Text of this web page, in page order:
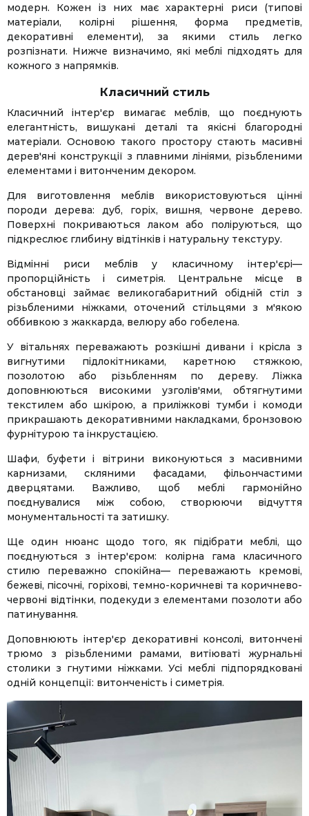
модерн. Кожен із них має характерні риси (типові
матеріали, колірні рішення, форма предметів,
декоративні елементи), за якими стиль легко
розпізнати. Нижче визначимо, які меблі підходять для
кожного з напрямків.
Класичний стиль
Класичний інтер'єр вимагає меблів, що поєднують
елегантність, вишукані деталі та якісні благородні
матеріали. Основою такого простору стають масивні
дерев'яні конструкції з плавними лініями, різьбленими
елементами і витонченим декором.
Для виготовлення меблів використовуються цінні
породи дерева: дуб, горіх, вишня, червоне дерево.
Поверхні покриваються лаком або поліруються, що
підкреслює глибину відтінків і натуральну текстуру.
Відмінні риси меблів у класичному інтер'єрі—
пропорційність і симетрія. Центральне місце в
обстановці займає великогабаритний обідній стіл з
різьбленими ніжками, оточений стільцями з м'якою
оббивкою з жаккарда, велюру або гобелена.
У вітальнях переважають розкішні дивани і крісла з
вигнутими підлокітниками, каретною стяжкою,
позолотою або різьбленням по дереву. Ліжка
доповнюються високими узголів'ями, обтягнутими
текстилем або шкірою, а приліжкові тумби і комоди
прикрашають декоративними накладками, бронзовою
фурнітурою та інкрустацією.
Шафи, буфети і вітрини виконуються з масивними
карнизами, скляними фасадами, фільончастими
дверцятами. Важливо, щоб меблі гармонійно
поєднувалися між собою, створюючи відчуття
монументальності та затишку.
Ще один нюанс щодо того, як підібрати меблі, що
поєднуються з інтер'єром: колірна гама класичного
стилю переважно спокійна— переважають кремові,
бежеві, пісочні, горіхові, темно-коричневі та коричнево-
червоні відтінки, подекуди з елементами позолоти або
патинування.
Доповнюють інтер'єр декоративні консолі, витончені
трюмо з різьбленими рамами, витіюваті журнальні
столики з гнутими ніжками. Усі меблі підпорядковані
одній концепції: витонченість і симетрія.